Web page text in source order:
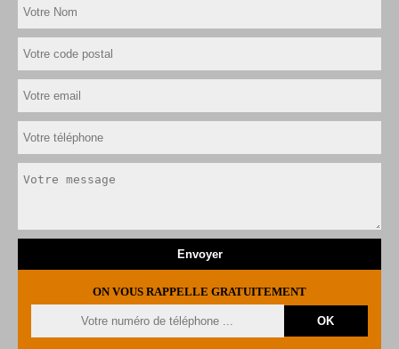
ON VOUS RAPPELLE GRATUITEMENT